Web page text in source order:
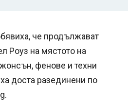
че продължават
Роуз на мястото на
фенове и техни
доста разединени по